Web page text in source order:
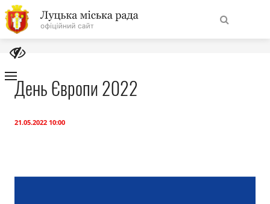
На
головну
Міська рада
День Європи 2022
21.05.2022 10:00